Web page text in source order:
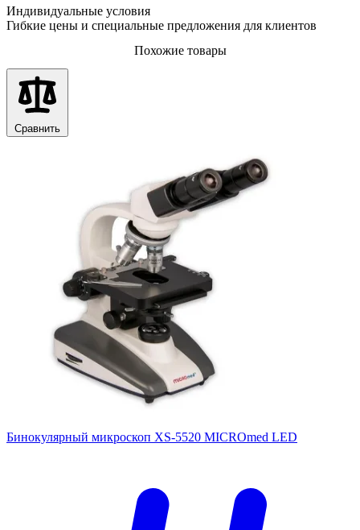
Индивидуальные условия
Гибкие цены и специальные предложения для клиентов
Похожие товары
Сравнить
Бинокулярный микроскоп XS-5520 MICROmed LED